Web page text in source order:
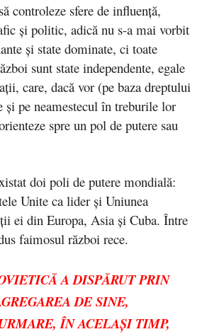
controleze sfere de influență,
și politic, adică nu s-a mai vorbit
și state dominate, ci toate
sunt state independente, egale
care, dacă vor (pe baza dreptului
și pe neamestecul în treburile lor
spre un pol de putere sau
doi poli de putere mondială:
Unite ca lider și Uniunea
ei din Europa, Asia și Cuba. Între
faimosul război rece.
A DISPĂRUT PRIN
DE SINE,
ÎN ACELAȘI TIMP,